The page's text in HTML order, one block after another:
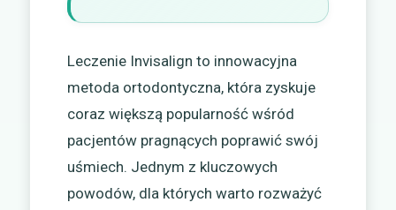
Leczenie Invisalign to innowacyjna
metoda ortodontyczna, która zyskuje
coraz większą popularność wśród
pacjentów pragnących poprawić swój
uśmiech. Jednym z kluczowych
powodów, dla których warto rozważyć